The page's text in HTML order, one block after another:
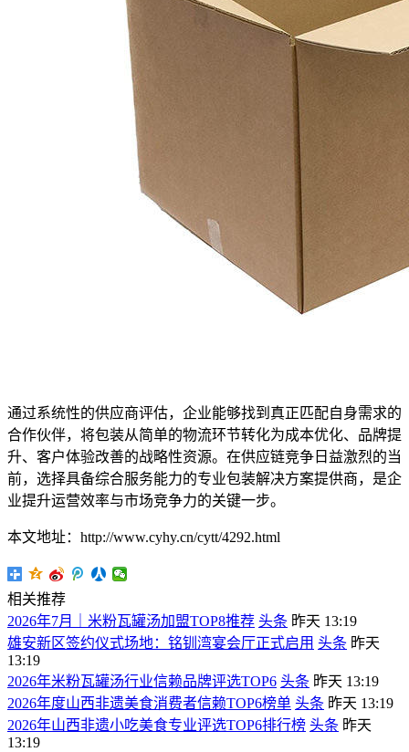
通过系统性的供应商评估，企业能够找到真正匹配自身需求的
合作伙伴，将包装从简单的物流环节转化为成本优化、品牌提
升、客户体验改善的战略性资源。在供应链竞争日益激烈的当
前，选择具备综合服务能力的专业包装解决方案提供商，是企
业提升运营效率与市场竞争力的关键一步。
本文地址：http://www.cyhy.cn/cytt/4292.html
相关推荐
2026年7月｜米粉瓦罐汤加盟TOP8推荐 头条 昨天 13:19
雄安新区签约仪式场地：铭钏湾宴会厅正式启用 头条 昨天
13:19
2026年米粉瓦罐汤行业信赖品牌评选TOP6 头条 昨天 13:19
2026年度山西非遗美食消费者信赖TOP6榜单 头条 昨天 13:19
2026年山西非遗小吃美食专业评选TOP6排行榜 头条 昨天
13:19